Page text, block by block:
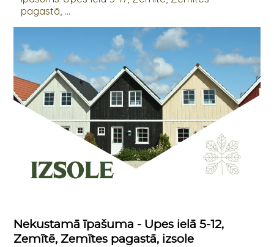
pagastā, ...
Nekustamā īpašuma - Upes ielā 5-12,
Zemītē, Zemītes pagastā, izsole